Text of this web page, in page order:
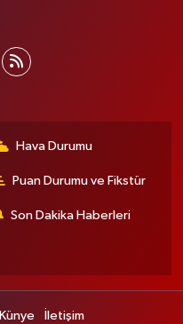
Hava Durumu
Puan Durumu ve Fikstür
Son Dakika Haberleri
Künye İletişim